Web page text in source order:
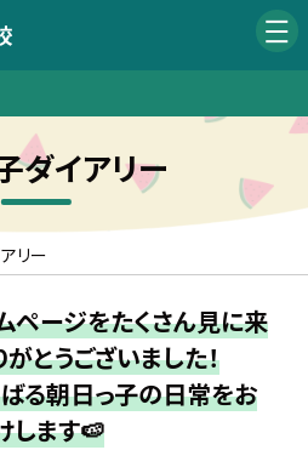
ダイアリー
リー
ページをたくさん見に来
とうございました！
る朝日っ子の日常をお
します🍉